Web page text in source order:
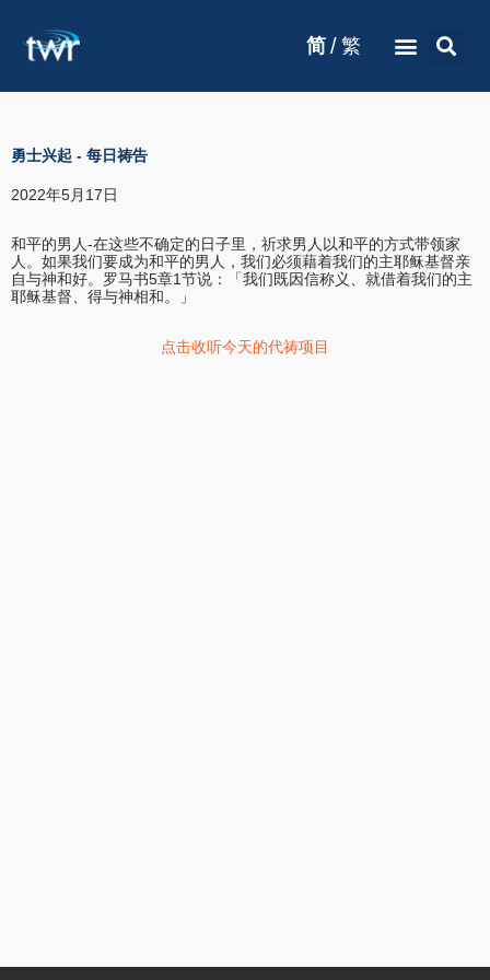
简 / 繁
勇士兴起 - 每日祷告
2022年5月17日
和平的男人-在这些不确定的日子里，祈求男人以和平的方式带领家
人。如果我们要成为和平的男人，我们必须藉着我们的主耶稣基督亲
自与神和好。罗马书5章1节说：「我们既因信称义、就借着我们的主
耶稣基督、得与神相和。」
点击收听今天的代祷项目